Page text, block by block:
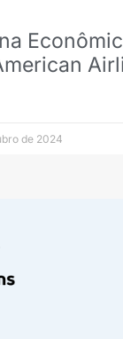
de 2024